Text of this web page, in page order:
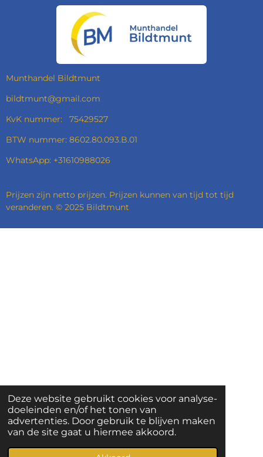
Deze website gebruikt cookies voor analyse-
doeleinden en/of het tonen van
advertenties. Door gebruik te blijven maken
van de site gaat u hiermee akkoord.
K
D
N
T
S
A
P
Munthandel Bildtmunt
bildtmunt@gmail.com
KvK nummer: 75429527
BTW nummer: 8602.80.093.B.01
WhatsApp: +31610988026
Prijzen zijn netto prijzen. Prijzen kunnen van tijd tot tijd
veranderen. © 2025 Bildtmunt